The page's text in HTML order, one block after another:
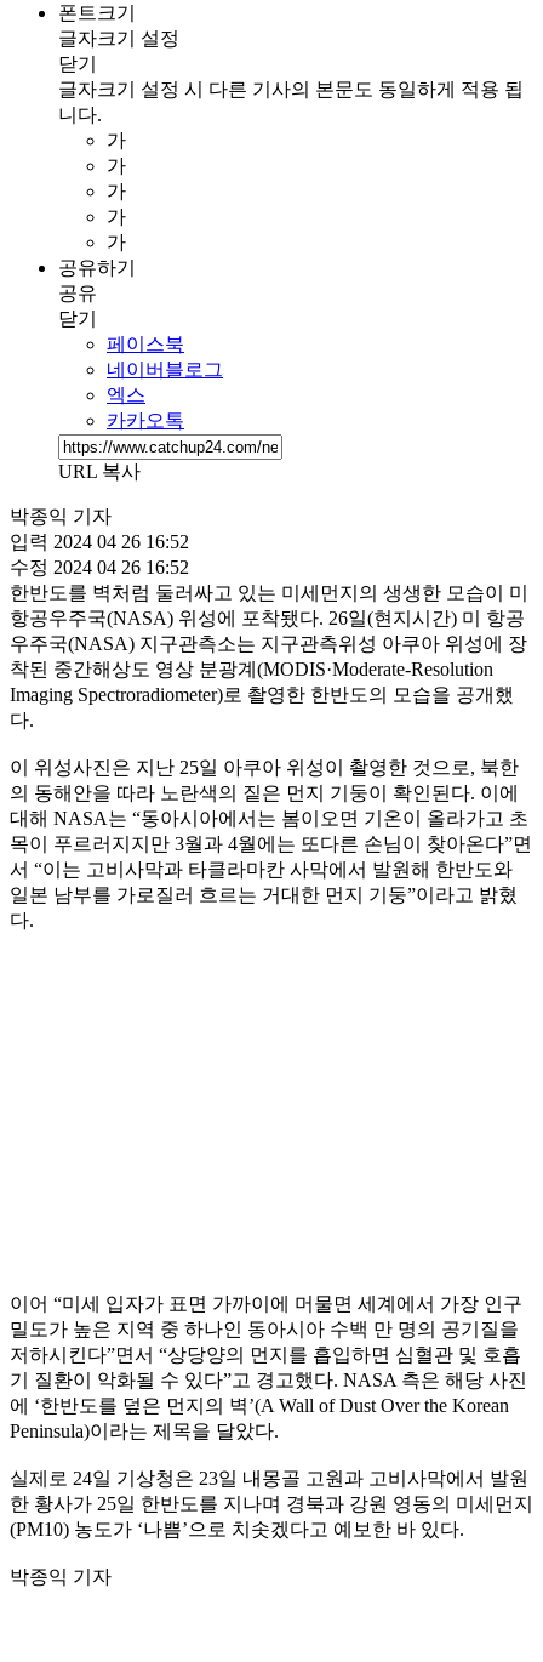
폰트크기
글자크기 설정
닫기
글자크기 설정 시 다른 기사의 본문도 동일하게 적용 됩
니다.
가
가
가
가
가
공유하기
공유
닫기
페이스북
네이버블로그
엑스
카카오톡
URL 복사
박종익 기자
입력 2024 04 26 16:52
수정 2024 04 26 16:52
한반도를 벽처럼 둘러싸고 있는 미세먼지의 생생한 모습이 미
항공우주국(NASA) 위성에 포착됐다. 26일(현지시간) 미 항공
우주국(NASA) 지구관측소는 지구관측위성 아쿠아 위성에 장
착된 중간해상도 영상 분광계(MODIS·Moderate-Resolution
Imaging Spectroradiometer)로 촬영한 한반도의 모습을 공개했
다.
이 위성사진은 지난 25일 아쿠아 위성이 촬영한 것으로, 북한
의 동해안을 따라 노란색의 짙은 먼지 기둥이 확인된다. 이에
대해 NASA는 “동아시아에서는 봄이오면 기온이 올라가고 초
목이 푸르러지지만 3월과 4월에는 또다른 손님이 찾아온다”면
서 “이는 고비사막과 타클라마칸 사막에서 발원해 한반도와
일본 남부를 가로질러 흐르는 거대한 먼지 기둥”이라고 밝혔
다.
이어 “미세 입자가 표면 가까이에 머물면 세계에서 가장 인구
밀도가 높은 지역 중 하나인 동아시아 수백 만 명의 공기질을
저하시킨다”면서 “상당양의 먼지를 흡입하면 심혈관 및 호흡
기 질환이 악화될 수 있다”고 경고했다. NASA 측은 해당 사진
에 ‘한반도를 덮은 먼지의 벽’(A Wall of Dust Over the Korean
Peninsula)이라는 제목을 달았다.
실제로 24일 기상청은 23일 내몽골 고원과 고비사막에서 발원
한 황사가 25일 한반도를 지나며 경북과 강원 영동의 미세먼지
(PM10) 농도가 ‘나쁨’으로 치솟겠다고 예보한 바 있다.
박종익 기자